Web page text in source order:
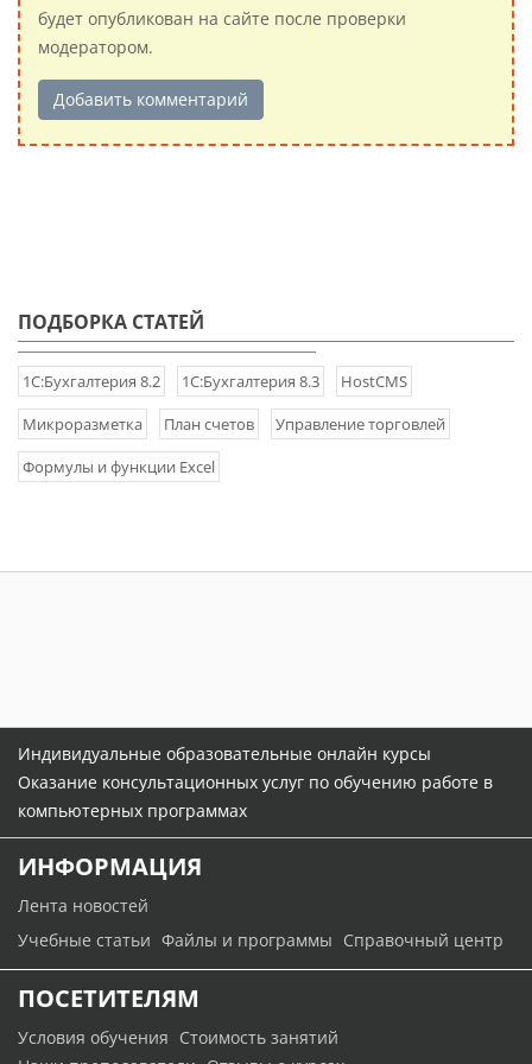
будет опубликован на сайте после проверки
модератором.
Добавить комментарий
ПОДБОРКА СТАТЕЙ
1С:Бухгалтерия 8.2 1С:Бухгалтерия 8.3
HostCMS
Микроразметка
План счетов
Управление торговлей
Формулы и функции Excel
Индивидуальные образовательные онлайн курсы
Оказание консультационных услуг по обучению работе в
компьютерных программах
ИНФОРМАЦИЯ
Лента новостей
Учебные статьи Файлы и программы Справочный центр
ПОСЕТИТЕЛЯМ
Условия обучения Стоимость занятий